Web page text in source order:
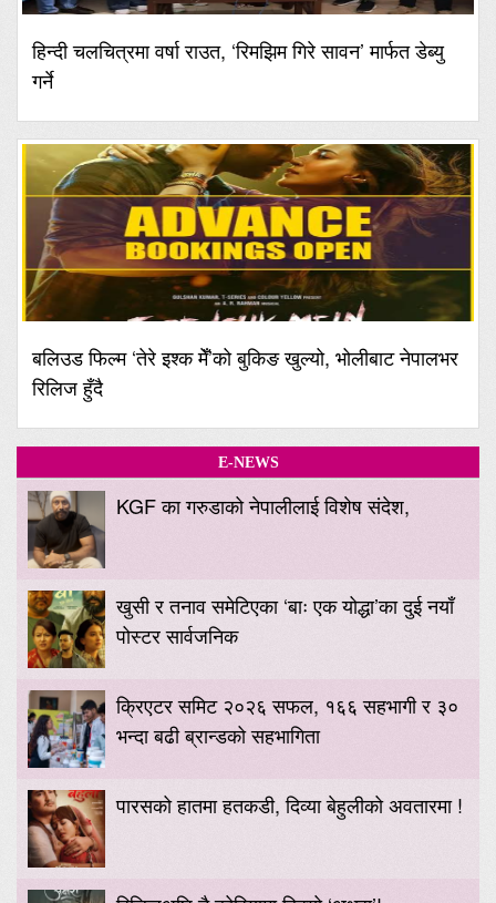
हिन्दी चलचित्रमा वर्षा राउत, ‘रिमझिम गिरे सावन’ मार्फत डेब्यु
गर्ने
बलिउड फिल्म ‘तेरे इश्क मेँ’को बुकिङ खुल्यो, भोलीबाट नेपालभर
रिलिज हुँदै
E-NEWS
KGF का गरुडाको नेपालीलाई विशेष संदेश,
खुसी र तनाव समेटिएका ‘बाः एक योद्धा’का दुई नयाँ
पोस्टर सार्वजनिक
क्रिएटर समिट २०२६ सफल, १६६ सहभागी र ३०
भन्दा बढी ब्रान्डको सहभागिता
पारसको हातमा हतकडी, दिव्या बेहुलीको अवतारमा !